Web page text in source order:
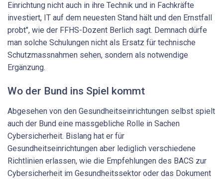
Einrichtung nicht auch in ihre Technik und in Fachkräfte
investiert, IT auf dem neuesten Stand hält und den Ernstfall
probt", wie der FFHS-Dozent Berlich sagt. Demnach dürfe
man solche Schulungen nicht als Ersatz für technische
Schutzmassnahmen sehen, sondern als notwendige
Ergänzung.
Wo der Bund ins Spiel kommt
Abgesehen von den Gesundheitseinrichtungen selbst spielt
auch der Bund eine massgebliche Rolle in Sachen
Cybersicherheit. Bislang hat er für
Gesundheitseinrichtungen aber lediglich verschiedene
Richtlinien erlassen, wie die Empfehlungen des BACS zur
Cybersicherheit im Gesundheitssektor oder das Dokument